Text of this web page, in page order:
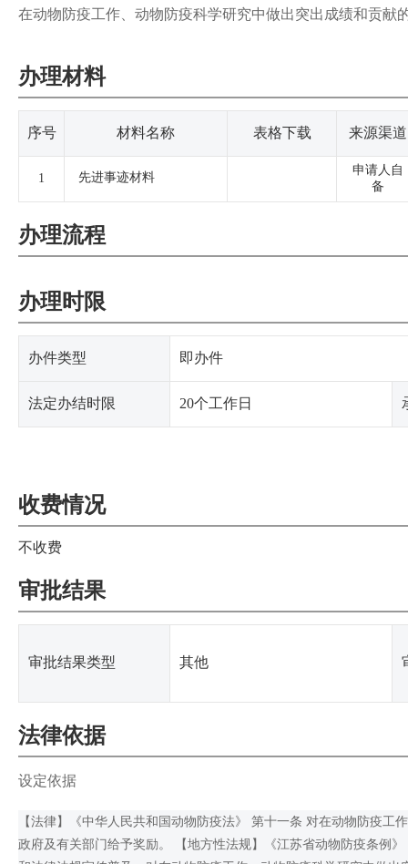
在动物防疫工作、动物防疫科学研究中做出突出成绩和贡献
办理材料
序号 材料名称 表格下载 来源渠道
1 先进事迹材料
申请人自
备
办理流程
办理时限
办件类型 即办件
法定办结时限 20个工作日
收费情况
不收费
审批结果
审批结果类型 其他
法律依据
设定依据
【法律】《中华人民共和国动物防疫法》 第十一条 对在动物防疫
政府及有关部门给予奖励。 【地方性法规】《江苏省动物防疫条例